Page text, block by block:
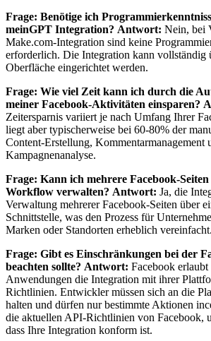
Frage: Benötige ich
meinGPT Integration? Antwort: Nein, bei
Make.com-Integration sind keine
erforderlich. Die Integration kann vollständig
Oberfläche eingerichtet werden.
Frage: Wie viel Zeit kann ich durch die
meiner Facebook-Aktivitäten einsparen?
Zeitersparnis variiert je nach Umfang Ihrer
liegt aber typischerweise bei 60-80% der
Content-Erstellung, Kommentarmanagement
Kampagnenanalyse.
Frage: Kann ich mehrere Facebook-
Workflow verwalten? Antwort: Ja, die
Verwaltung mehrerer Facebook-Seiten über
Schnittstelle, was den Prozess für
Marken oder Standorten erheblich vereinfacht.
Frage: Gibt es Einschränkungen bei der
beachten sollte? Antwort: Facebook
Anwendungen die Integration mit ihrer
Richtlinien. Entwickler müssen sich an die
halten und dürfen nur bestimmte Aktionen
die aktuellen API-Richtlinien von Facebook,
dass Ihre Integration konform ist.